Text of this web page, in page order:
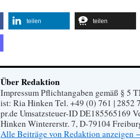
teilen teilen
Über Redaktion
Impressum Pflichtangaben gemäß § 5
ist: Ria Hinken Tel. +49 (0) 761 | 2852
pr.de Umsatzsteuer-ID DE185565169
Hinken Wintererstr. 7, D-79104
Alle Beiträge von Redaktion anzeigen